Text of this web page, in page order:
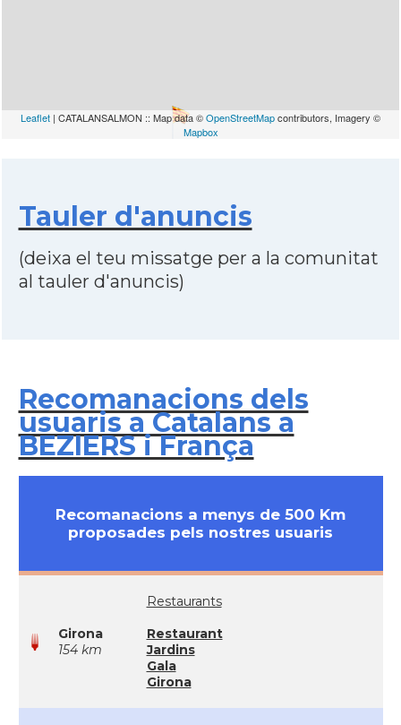
Leaflet | CATALANSALMON :: Map data ©OpenStreetMapcontributors, Imagery ©
Mapbox
Tauler d'anuncis
(deixa el teu missatge per a la comunitat
al tauler d'anuncis)
Recomanacions dels
usuaris a Catalans a
BEZIERS i França
Recomanacions a menys de 500 Km
proposades pels nostres usuaris
Girona
154 km
Restaurants
Restaurant
Jardins
Gala
Girona